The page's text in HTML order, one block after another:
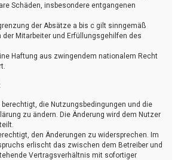
Schäden, insbesondere entgangenen
der Absätze a bis c gilt sinngemäß
Mitarbeiter und Erfüllungsgehilfen des
Haftung aus zwingendem nationalem Recht
berechtigt, die Nutzungsbedingungen und die
zu ändern. Die Änderung wird dem Nutzer
den Änderungen zu widersprechen. Im
erlischt das zwischen dem Betreiber und
Vertragsverhältnis mit sofortiger